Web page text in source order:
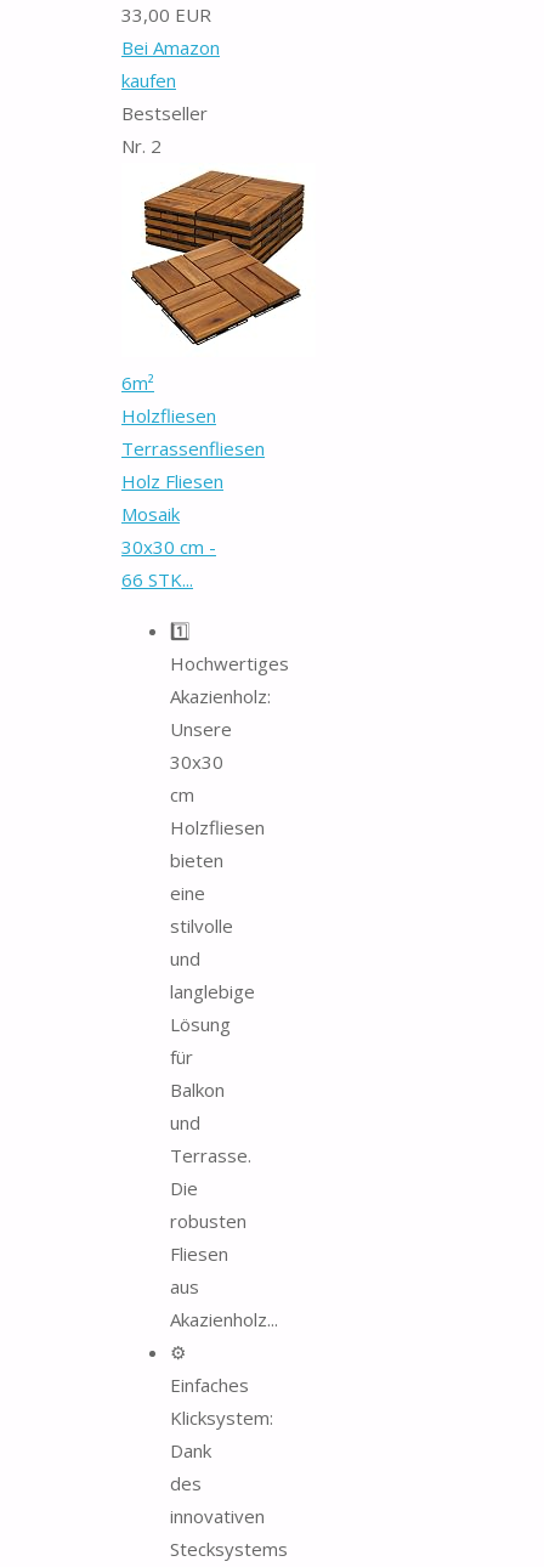
33,00 EUR
Bei Amazon
kaufen
Bestseller
Nr. 2
6m²
Holzfliesen
Terrassenfliesen
Holz Fliesen
Mosaik
30x30 cm -
66 STK...
1️⃣
Hochwertiges
Akazienholz:
Unsere
30x30
cm
Holzfliesen
bieten
eine
stilvolle
und
langlebige
Lösung
für
Balkon
und
Terrasse.
Die
robusten
Fliesen
aus
Akazienholz...
⚙️
Einfaches
Klicksystem:
Dank
des
innovativen
Stecksystems